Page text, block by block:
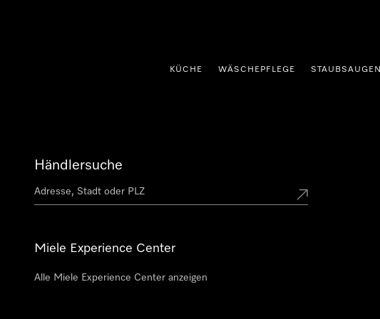
KÜCHE WÄSCHEPFLEGE STAUBSAUGEN
Händlersuche
Miele Experience Center
Alle Miele Experience Center anzeigen